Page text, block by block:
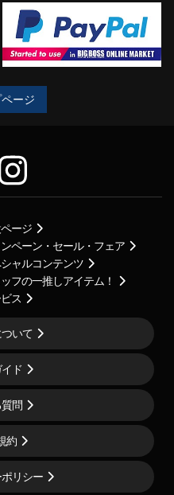
ージ
ージ
ペーン・セール・フェア
ャルコンテンツ
フの一推しアイテム！
ス
いて
ド
問
約
リシー